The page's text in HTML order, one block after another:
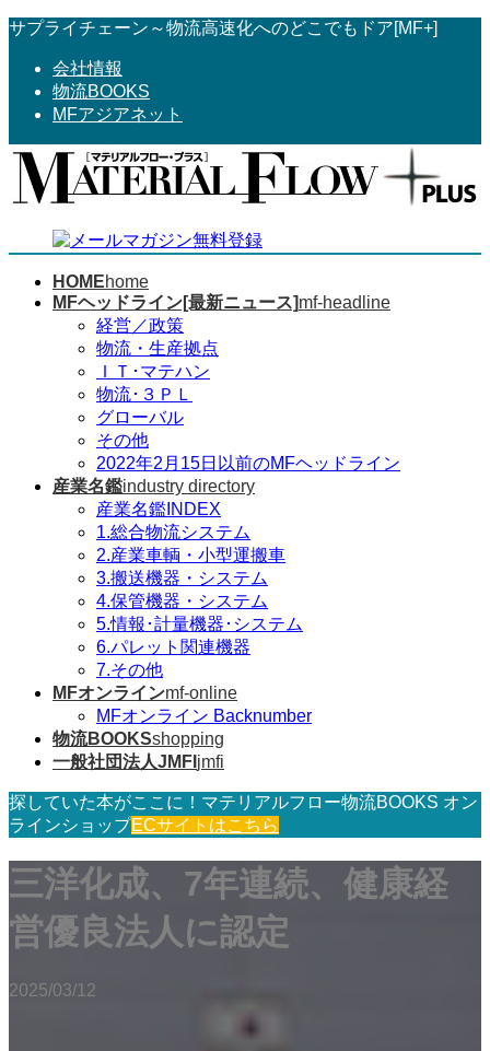
コ
へ
ス
ナ
ョ
ン
サプライチェーン～物流高速化へのどこでもドア[MF+]
会社情報
物流BOOKS
MFアジアネット
HOMEhome
MFヘッドライン[最新ニュース]mf-headline
経営／政策
物流・生産拠点
ＩＴ･マテハン
物流･３ＰＬ
グローバル
その他
2022年2月15日以前のMFヘッドライン
産業名鑑industry directory
産業名鑑INDEX
1.総合物流システム
2.産業車輌・小型運搬車
3.搬送機器・システム
4.保管機器・システム
5.情報･計量機器･システム
6.パレット関連機器
7.その他
MFオンラインmf-online
MFオンライン Backnumber
物流BOOKSshopping
一般社団法人JMFI jmfi
探していた本がここに！マテリアルフロー物流BOOKS オン
ラインショップECサイトはこちら
三洋化成、7年連続、健康経
営優良法人に認定
2025/03/12